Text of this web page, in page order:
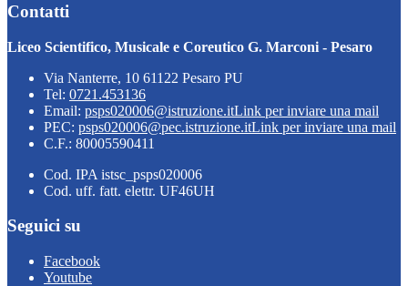
Contatti
Liceo Scientifico, Musicale e Coreutico G. Marconi - Pesaro
Via Nanterre, 10 61122 Pesaro PU
Tel: 0721.453136
Email: psps020006@istruzione.itLink per inviare una mail
PEC: psps020006@pec.istruzione.itLink per inviare una mail
C.F.: 80005590411
Cod. IPA istsc_psps020006
Cod. uff. fatt. elettr. UF46UH
Seguici su
Facebook
Youtube